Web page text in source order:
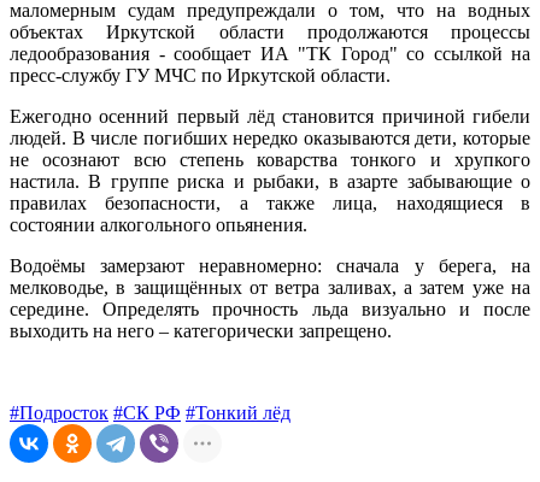
маломерным судам предупреждали о том, что на водных
объектах Иркутской области продолжаются процессы
ледообразования - сообщает ИА "ТК Город" со ссылкой на
пресс-службу ГУ МЧС по Иркутской области.
Ежегодно осенний первый лёд становится причиной гибели
людей. В числе погибших нередко оказываются дети, которые
не осознают всю степень коварства тонкого и хрупкого
настила. В группе риска и рыбаки, в азарте забывающие о
правилах безопасности, а также лица, находящиеся в
состоянии алкогольного опьянения.
Водоёмы замерзают неравномерно: сначала у берега, на
мелководье, в защищённых от ветра заливах, а затем уже на
середине. Определять прочность льда визуально и после
выходить на него – категорически запрещено.
#Подросток #СК РФ #Тонкий лёд